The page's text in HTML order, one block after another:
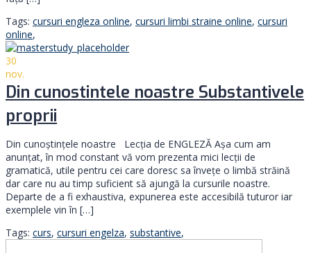
Tags: cursuri engleza online, cursuri limbi straine online, cursuri
online,
30
nov.
Din cunostintele noastre Substantivele
proprii
Din cunoștințele noastre Lecția de ENGLEZĂ Așa cum am
anunțat, în mod constant vă vom prezenta mici lecții de
gramatică, utile pentru cei care doresc sa învețe o limbă străină
dar care nu au timp suficient să ajungă la cursurile noastre.
Departe de a fi exhaustiva, expunerea este accesibilă tuturor iar
exemplele vin în […]
Tags: curs, cursuri engelza, substantive,